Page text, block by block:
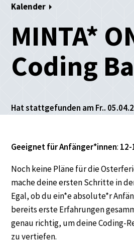
Kalender
MINTA*
Coding
Hat stattgefunden am Fr..
Geeignet fürAnfänger*innen:
Noch keine Pläne für die
mache deine ersten Schritte in
Egal, ob du ein*e absolute*r
bereits erste Erfahrungen
genau richtig, um deine Coding-
zu vertiefen.